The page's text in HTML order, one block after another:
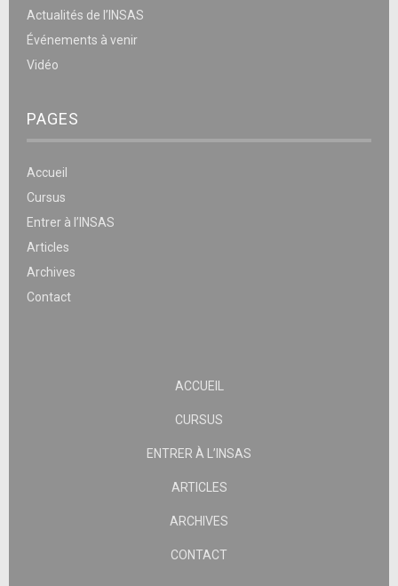
Actualités de l’INSAS
Événements à venir
Vidéo
PAGES
Accueil
Cursus
Entrer à l’INSAS
Articles
Archives
Contact
ACCUEIL
CURSUS
ENTRER À L’INSAS
ARTICLES
ARCHIVES
CONTACT